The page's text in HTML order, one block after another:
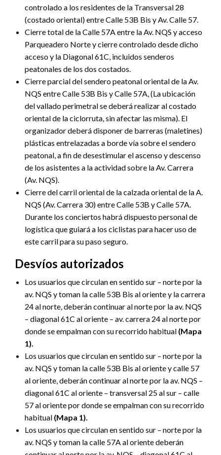
controlado a los residentes de la Transversal 28
(costado oriental) entre Calle 53B Bis y Av. Calle 57.
Cierre total de la Calle 57A entre la Av. NQS y acceso
Parqueadero Norte y cierre controlado desde dicho
acceso y la Diagonal 61C, incluidos senderos
peatonales de los dos costados.
Cierre parcial del sendero peatonal oriental de la Av.
NQS entre Calle 53B Bis y Calle 57A, (La ubicación
del vallado perimetral se deberá realizar al costado
oriental de la ciclorruta, sin afectar las misma). El
organizador deberá disponer de barreras (maletines)
plásticas entrelazadas a borde vía sobre el sendero
peatonal, a fin de desestimular el ascenso y descenso
de los asistentes a la actividad sobre la Av. Carrera
(Av. NQS).
Cierre del carril oriental de la calzada oriental de la A.
NQS (Av. Carrera 30) entre Calle 53B y Calle 57A.
Durante los conciertos habrá dispuesto personal de
logística que guiará a los ciclistas para hacer uso de
este carril para su paso seguro.
Desvíos autorizados
Los usuarios que circulan en sentido sur – norte por la
av. NQS y toman la calle 53B Bis al oriente y la carrera
24 al norte, deberán continuar al norte por la av. NQS
– diagonal 61C al oriente – av. carrera 24 al norte por
donde se empalman con su recorrido habitual (Mapa
1).
Los usuarios que circulan en sentido sur – norte por la
av. NQS y toman la calle 53B Bis al oriente y calle 57
al oriente, deberán continuar al norte por la av. NQS –
diagonal 61C al oriente – transversal 25 al sur – calle
57 al oriente por donde se empalman con su recorrido
habitual (Mapa 1).
Los usuarios que circulan en sentido sur – norte por la
av. NQS y toman la calle 57A al oriente deberán